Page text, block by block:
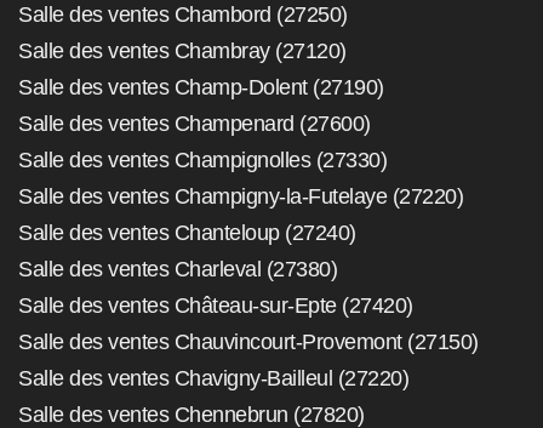
Salle des ventes Chambord (27250)
Salle des ventes Chambray (27120)
Salle des ventes Champ-Dolent (27190)
Salle des ventes Champenard (27600)
Salle des ventes Champignolles (27330)
Salle des ventes Champigny-la-Futelaye (27220)
Salle des ventes Chanteloup (27240)
Salle des ventes Charleval (27380)
Salle des ventes Château-sur-Epte (27420)
Salle des ventes Chauvincourt-Provemont (27150)
Salle des ventes Chavigny-Bailleul (27220)
Salle des ventes Chennebrun (27820)